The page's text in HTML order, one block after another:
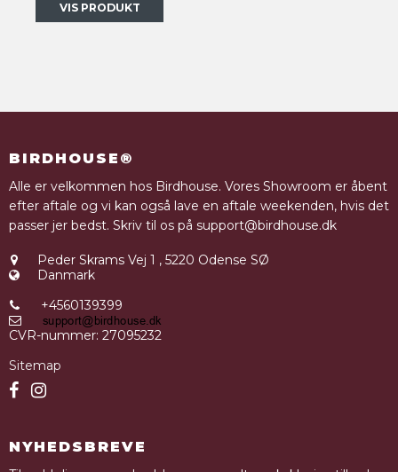
VIS PRODUKT
BIRDHOUSE®
Alle er velkommen hos Birdhouse. Vores Showroom er åbent
efter aftale og vi kan også lave en aftale weekenden, hvis det
passer jer bedst. Skriv til os på support@birdhouse.dk
Peder Skrams Vej 1 , 5220 Odense SØ
Danmark
+4560139399
CVR-nummer: 27095232
Sitemap
NYHEDSBREVE